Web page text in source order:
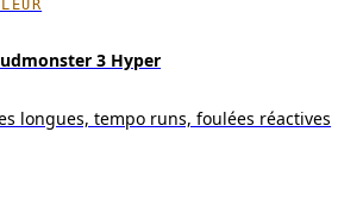
3 Hyper
longues, tempo runs, foulées réactives